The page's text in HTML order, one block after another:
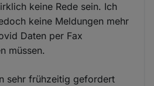
keine Rede sein. Ich
keine Meldungen mehr
Daten per Fax
müssen.
sehr frühzeitig gefordert